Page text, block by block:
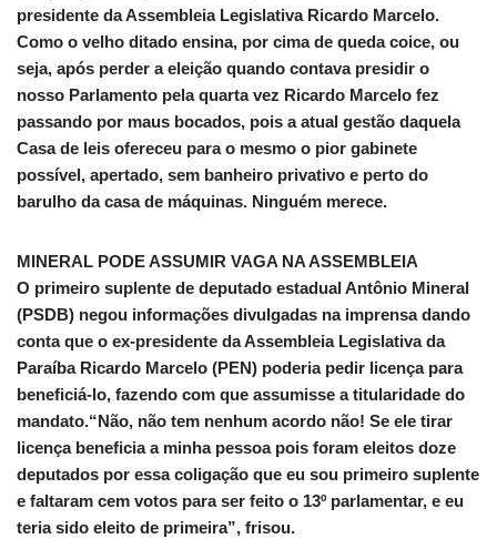
presidente da Assembleia Legislativa Ricardo Marcelo.
Como o velho ditado ensina, por cima de queda coice, ou
seja, após perder a eleição quando contava presidir o
nosso Parlamento pela quarta vez Ricardo Marcelo fez
passando por maus bocados, pois a atual gestão daquela
Casa de leis ofereceu para o mesmo o pior gabinete
possível, apertado, sem banheiro privativo e perto do
barulho da casa de máquinas. Ninguém merece.
MINERAL PODE ASSUMIR VAGA NA ASSEMBLEIA
O primeiro suplente de deputado estadual Antônio Mineral
(PSDB) negou informações divulgadas na imprensa dando
conta que o ex-presidente da Assembleia Legislativa da
Paraíba Ricardo Marcelo (PEN) poderia pedir licença para
beneficiá-lo, fazendo com que assumisse a titularidade do
mandato.“Não, não tem nenhum acordo não! Se ele tirar
licença beneficia a minha pessoa pois foram eleitos doze
deputados por essa coligação que eu sou primeiro suplente
e faltaram cem votos para ser feito o 13º parlamentar, e eu
teria sido eleito de primeira”, frisou.